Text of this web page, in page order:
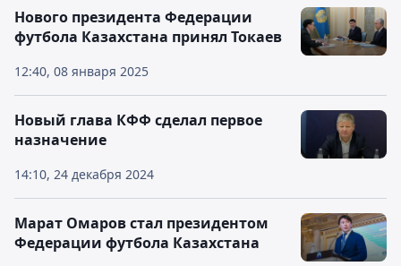
12:40, 08 января 2025
Нового президента Федерации
футбола Казахстана принял Токаев
14:10, 24 декабря 2024
Новый глава КФФ сделал первое
назначение
Марат Омаров стал президентом
Федерации футбола Казахстана